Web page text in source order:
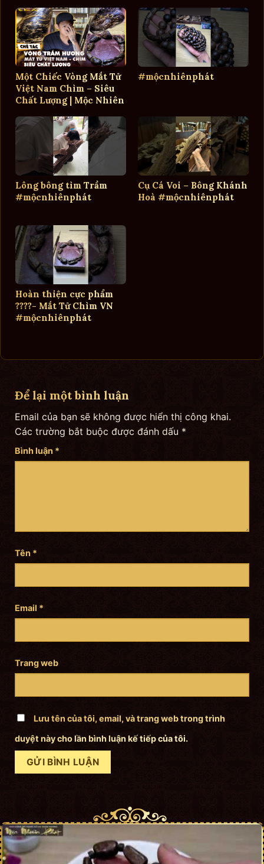
Một Chiếc Vòng Mắt Tử
Việt Nam Chìm – Siêu
Chất Lượng | Mộc Nhiên
#mộcnhiênphát
Lông bông tìm Trầm
#mộcnhiênphát
Cụ Cá Voi – Bông Khánh
Hoà #mộcnhiênphát
Hoàn thiện cực phẩm
????- Mắt Tử Chìm VN
#mộcnhiênphát
Để lại một bình luận
Email của bạn sẽ không được hiển thị công khai.
Các trường bắt buộc được đánh dấu *
Bình luận *
Tên *
Email *
Trang web
Lưu tên của tôi, email, và trang web trong trình
duyệt này cho lần bình luận kế tiếp của tôi.